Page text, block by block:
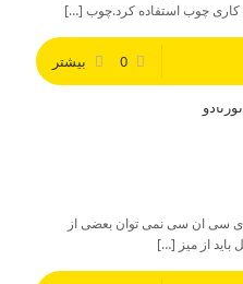
چوب استفاده کرد.چوب […]
0 بیشتر
های سی ان سی نمی توان بعضی از
از میز […]